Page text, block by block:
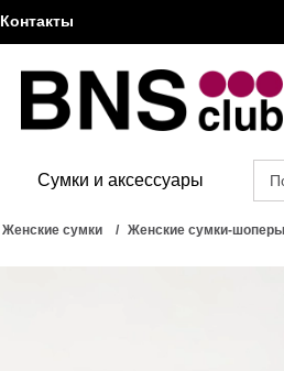
Контакты
Сумки и аксессуары
Женские сумки Женские сумки-шоперы